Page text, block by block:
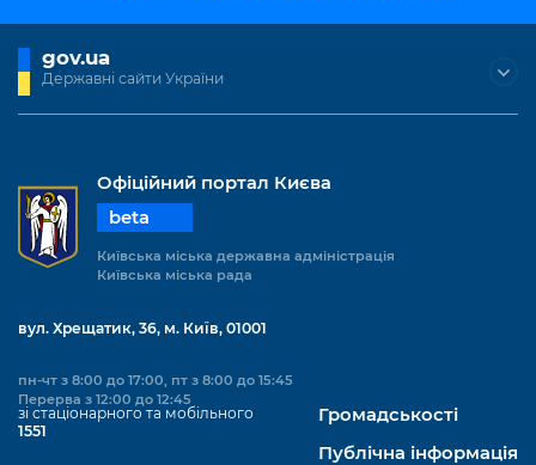
gov.ua
Державні сайти України
Офіційний портал Києва
beta
Київська міська державна адміністрація
Київська міська рада
вул. Хрещатик, 36, м. Київ, 01001
пн-чт з 8:00 до 17:00, пт з 8:00 до 15:45
Перерва з 12:00 до 12:45
зі стаціонарного та мобільного
1551
Громадськості
Публічна інформація